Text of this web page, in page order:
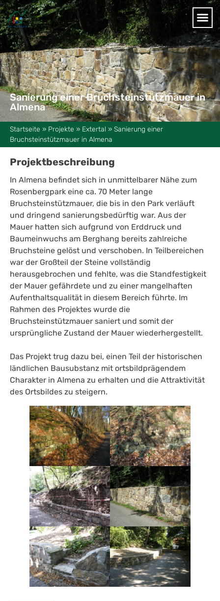
Sanierung einer Bruchsteinstützmauer in
Almena
Startseite » Projekte » Extertal » Sanierung einer
Bruchsteinstützmauer in Almena
Projektbeschreibung
In Almena befindet sich in unmittelbarer Nähe zum
Rosenbergpark eine ca. 70 Meter lange
Bruchsteinstützmauer, die bis in den Park verläuft
und dringend sanierungsbedürftig war. Aus der
Mauer hatten sich aufgrund von Erddruck und
Baumeinwuchs am Berghang bereits zahlreiche
Bruchsteine gelöst und verschoben. In Teilbereichen
war der Großteil der Steine vollständig
herausgebrochen und fehlte, was die Standfestigkeit
der Mauer gefährdete und zu einer mangelhaften
Aufenthaltsqualität in diesem Bereich führte. Im
Rahmen des Projektes wurde die
Bruchsteinstützmauer saniert und somit der
ursprüngliche Zustand der Mauer wiederhergestellt.
Das Projekt trug dazu bei, einen Teil der historischen
ländlichen Bausubstanz mit ortsbildprägendem
Charakter in Almena zu erhalten und die Attraktivität
des Ortsbildes zu steigern.